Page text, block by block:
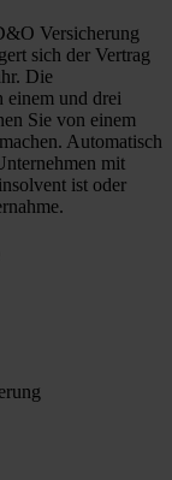
Versicherung
sich der Vertrag
Die
einem und drei
Sie von einem
Automatisch
mit
ist oder